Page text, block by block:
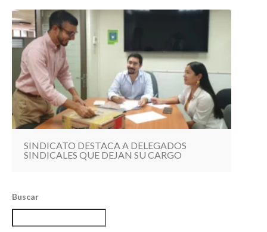
SINDICATO DESTACA A DELEGADOS
SINDICALES QUE DEJAN SU CARGO
Buscar